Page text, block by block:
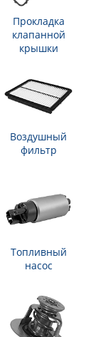
Прокладка
клапанной
крышки
Воздушный
фильтр
Топливный
насос